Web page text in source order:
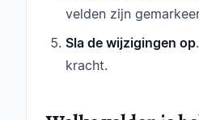
velden zijn
Sla de wijzigingen op
kracht.